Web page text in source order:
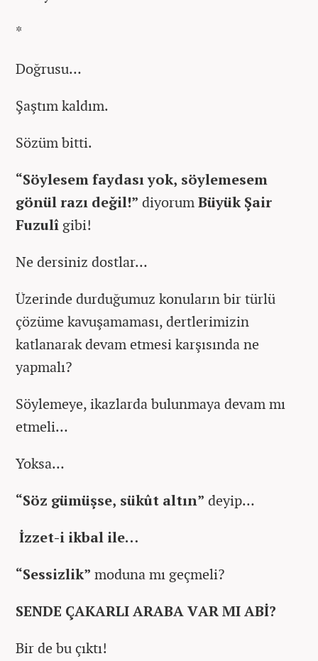
*
Doğrusu…
Şaştım kaldım.
Sözüm bitti.
“Söylesem faydası yok, söylemesem
gönül razı değil!” diyorumBüyük Şair
Fuzulî gibi!
Ne dersiniz dostlar…
Üzerinde durduğumuz konuların bir türlü
çözüme kavuşamaması, dertlerimizin
katlanarak devam etmesi karşısında ne
yapmalı?
Söylemeye, ikazlarda bulunmaya devam mı
etmeli…
Yoksa…
“Söz gümüşse, sükût altın” deyip…
İzzet-i ikbal ile…
“Sessizlik” moduna mı geçmeli?
SENDE ÇAKARLI ARABA VAR MI ABİ?
Bir de bu çıktı!